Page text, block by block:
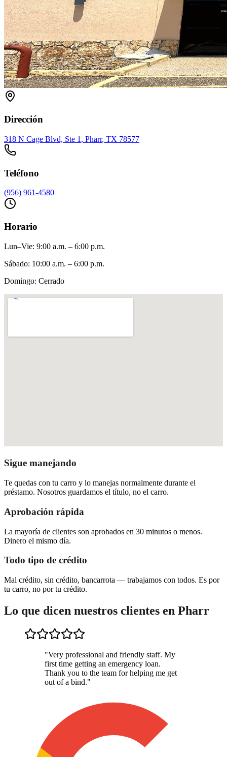
Dirección
318 N Cage Blvd, Ste 1 , Pharr, TX 78577
Teléfono
(956) 961-4580
Horario
Lun–Vie: 9:00 a.m. – 6:00 p.m.
Sábado: 10:00 a.m. – 6:00 p.m.
Domingo: Cerrado
Sigue manejando
Te quedas con tu carro y lo manejas normalmente durante el
préstamo. Nosotros guardamos el título, no el carro.
Aprobación rápida
La mayoría de clientes son aprobados en 30 minutos o menos.
Dinero el mismo día.
Todo tipo de crédito
Mal crédito, sin crédito, bancarrota — trabajamos con todos. Es por
tu carro, no por tu crédito.
Lo que dicen nuestros clientes en Pharr
"Very professional and friendly staff. My
first time getting an emergency loan.
Thank you to the team for helping me get
out of a bind."